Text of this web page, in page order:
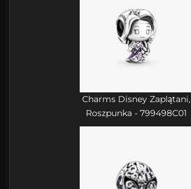
Charms Disney Zaplątani,
Roszpunka - 799498C01